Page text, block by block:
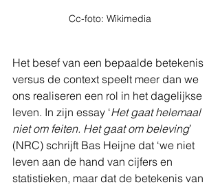
Cc-foto: Wikimedia
Het besef van een bepaalde betekenis
versus de context speelt meer dan we
ons realiseren een rol in het dagelijkse
leven. In zijn essay ‘Het gaat helemaal
niet om feiten. Het gaat om beleving’
(NRC) schrijft Bas Heijne dat ‘we niet
leven aan de hand van cijfers en
statistieken, maar dat de betekenis van